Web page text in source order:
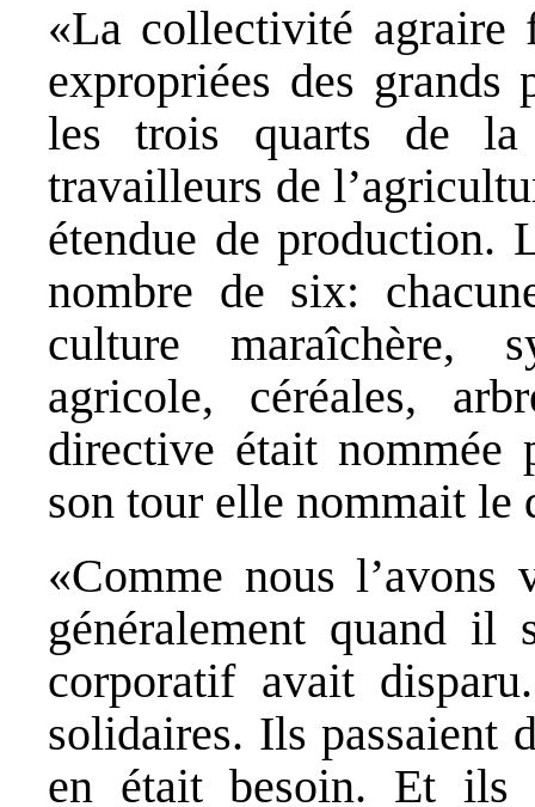
«La collectivité agraire
expropriées des grands
les trois quarts de la
travailleurs de
étendue de production.
nombre de six:
culture maraîchère,
agricole, céréales,
directive était nommée
son tour elle nommait le
«Comme nous
généralement quand il
corporatif avait
solidaires. Ils passaient
en était besoin. Et ils